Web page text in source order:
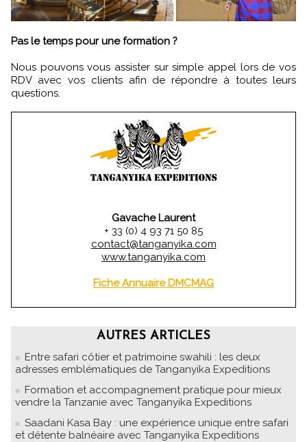
Pas le temps pour une formation ?
Nous pouvons vous assister sur simple appel lors de vos
RDV avec vos clients afin de répondre à toutes leurs
questions.
Gavache Laurent
+ 33 (0) 4 93 71 50 85
contact@tanganyika.com
www.tanganyika.com
Fiche Annuaire DMCMAG
AUTRES ARTICLES
Entre safari côtier et patrimoine swahili : les deux
adresses emblématiques de Tanganyika Expeditions
Formation et accompagnement pratique pour mieux
vendre la Tanzanie avec Tanganyika Expeditions
Saadani Kasa Bay : une expérience unique entre safari
et détente balnéaire avec Tanganyika Expeditions